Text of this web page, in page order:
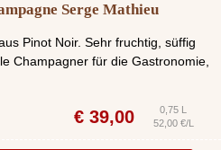
Serge Mathieu
Pinot Noir. Sehr fruchtig, süffig
Champagner für die Gastronomie,
€ 39,00
0,75 L
52,00 €/L